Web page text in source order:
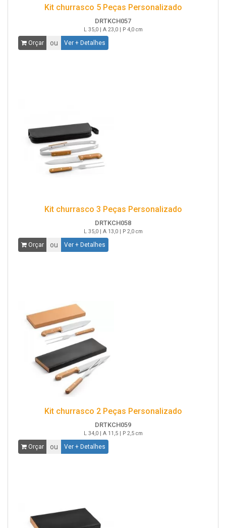
Kit churrasco 5 Peças Personalizado
DRTKCH057
L 35,0 | A 23,0 | P 4,0 cm
Orçar ou Ver + Detalhes
Kit churrasco 3 Peças Personalizado
DRTKCH058
L 35,0 | A 13,0 | P 2,0 cm
Orçar ou Ver + Detalhes
Kit churrasco 2 Peças Personalizado
DRTKCH059
L 34,0 | A 11,5 | P 2,5 cm
Orçar ou Ver + Detalhes